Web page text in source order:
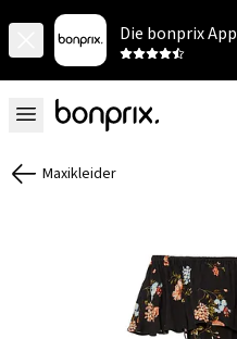
Die bonprix App
Maxikleider